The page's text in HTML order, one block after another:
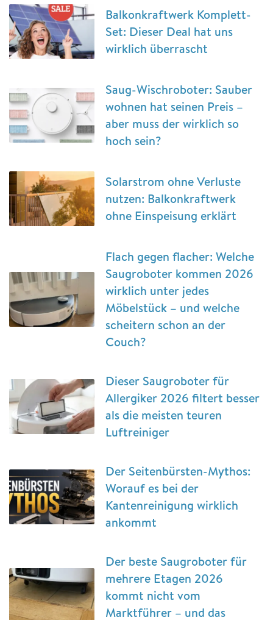
Balkonkraftwerk Komplett-
Set: Dieser Deal hat uns
wirklich überrascht
Saug-Wischroboter: Sauber
wohnen hat seinen Preis –
aber muss der wirklich so
hoch sein?
Solarstrom ohne Verluste
nutzen: Balkonkraftwerk
ohne Einspeisung erklärt
Flach gegen flacher: Welche
Saugroboter kommen 2026
wirklich unter jedes
Möbelstück – und welche
scheitern schon an der
Couch?
Dieser Saugroboter für
Allergiker 2026 filtert besser
als die meisten teuren
Luftreiniger
Der Seitenbürsten-Mythos:
Worauf es bei der
Kantenreinigung wirklich
ankommt
Der beste Saugroboter für
mehrere Etagen 2026
kommt nicht vom
Marktführer – und das